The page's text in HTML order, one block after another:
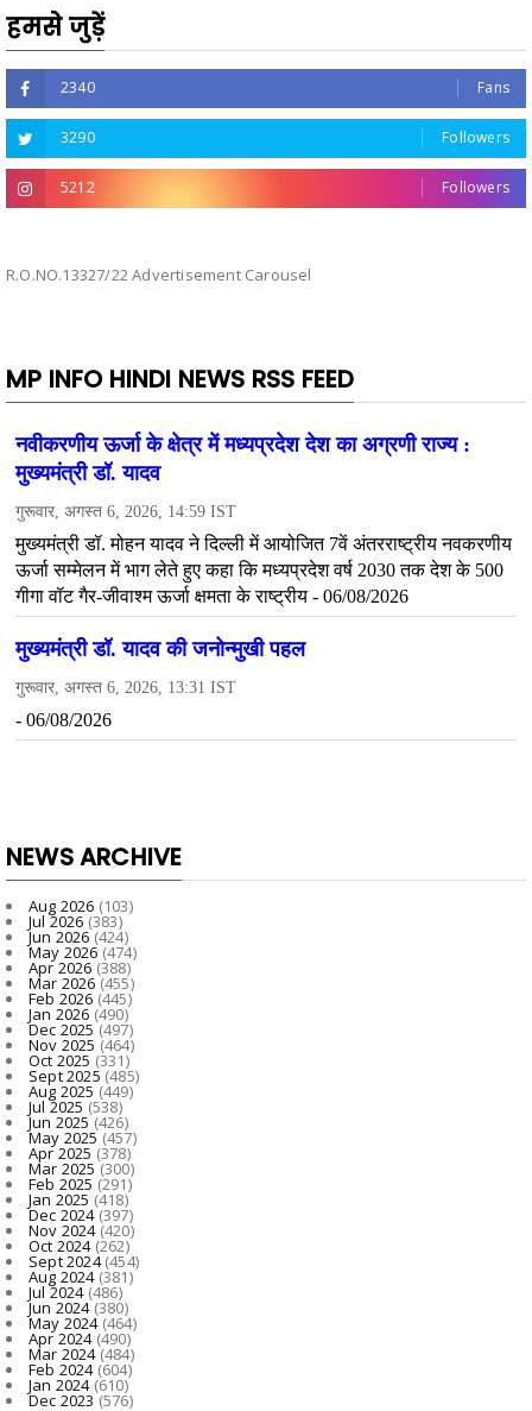
हमसे जुड़ें
2340 Fans
3290 Followers
5212 Followers
R.O.NO.13327/22 Advertisement Carousel
MP INFO HINDI NEWS RSS FEED
NEWS ARCHIVE
Aug 2026 (103)
Jul 2026 (383)
Jun 2026(424)
May 2026(474)
Apr 2026 (388)
Mar 2026(455)
Feb 2026 (445)
Jan 2026 (490)
Dec 2025(497)
Nov 2025 (464)
Oct 2025 (331)
Sept 2025 (485)
Aug 2025 (449)
Jul 2025 (538)
Jun 2025(426)
May 2025(457)
Apr 2025 (378)
Mar 2025 (300)
Feb 2025 (291)
Jan 2025 (418)
Dec 2024(397)
Nov 2024(420)
Oct 2024(262)
Sept 2024(454)
Aug 2024(381)
Jul 2024(486)
Jun 2024(380)
May 2024(464)
Apr 2024(490)
Mar 2024(484)
Feb 2024(604)
Jan 2024(610)
Dec 2023(576)